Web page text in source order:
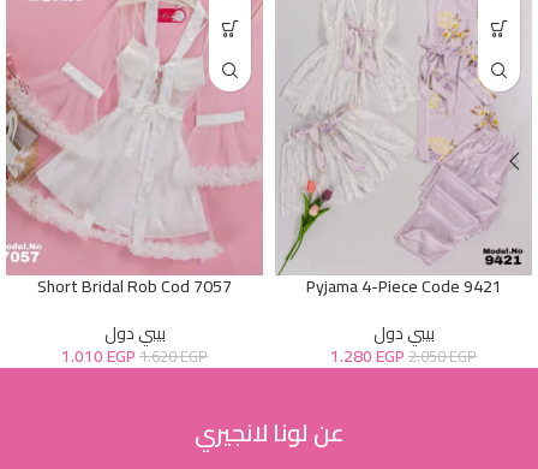
Pyjama 4-Piece Code 9421
بيبي دول
2.050EGP
1.280EGP
Short Bridal Rob Cod 7057
بيبي دول
1.620EGP
1.010EGP
عن لونا لانجيري